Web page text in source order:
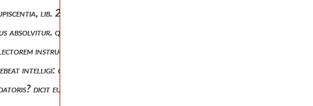
lib. 2, n. 15) in quo mentiri te tamen arbitror: sed annuamus v
absolvitur. quando enim tibi tantum prudentium censura donabit, ut te cum
lectorem instructum puto, qua virtute vel meorum dictorum aliquid oppugnet,
intelligi: quod certe non pertinere ad traducem peccati, nec ad manichaeoru
dicit eum condere animas, et amare: quod a vobis negatur, qui jurat